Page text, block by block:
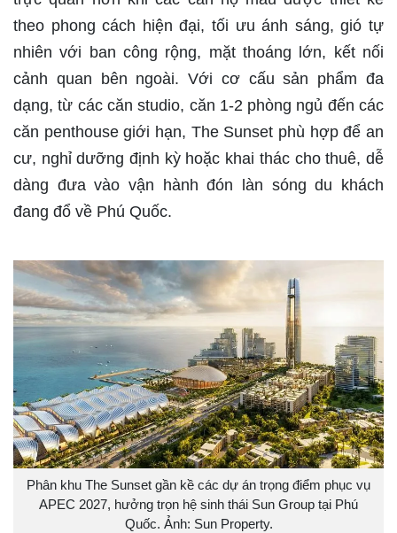
theo phong cách hiện đại, tối ưu ánh sáng, gió tự
nhiên với ban công rộng, mặt thoáng lớn, kết nối
cảnh quan bên ngoài. Với cơ cấu sản phẩm đa
dạng, từ các căn studio, căn 1-2 phòng ngủ đến các
căn penthouse giới hạn, The Sunset phù hợp để an
cư, nghỉ dưỡng định kỳ hoặc khai thác cho thuê, dễ
dàng đưa vào vận hành đón làn sóng du khách
đang đổ về Phú Quốc.
Phân khu The Sunset gần kề các dự án trọng điểm phục vụ
APEC 2027, hưởng trọn hệ sinh thái Sun Group tại Phú
Quốc. Ảnh: Sun Property.